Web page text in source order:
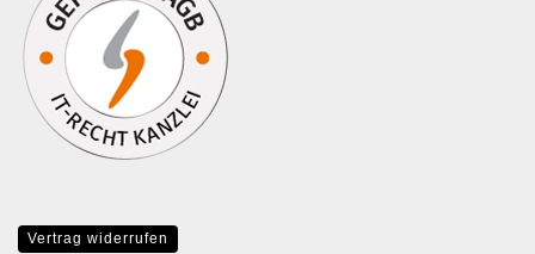
Vertrag widerrufen